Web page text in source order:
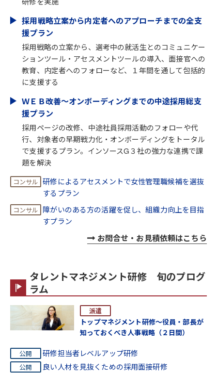
採用戦略立案から内定者へのアプローチまでの全支
援プラン
採用戦略の立案から、選考中の就活生とのコミュニケー
ションツール・アセスメントツールの導入、面接官への
教育、内定者へのフォローなど、１年間を通して包括的
に支援する
ＷＥＢ改善～オンボーディングまでの中途採用総支
援プラン
採用ページの改修、中途社員採用活動のフォローや代
行、対象者の早期戦力化・オンボーディングをトータル
で支援するプラン。インソースG３社の強力な連携で課
題を解決
研修によるアセスメントで女性管理職候補を選抜
するプラン
障がいのある方の活躍を促し、組織力向上を目指
すプラン
お問合せ・お見積依頼はこちら
タレントマネジメント研修 旬のプログ
ラム
トップマネジメント研修～役員・部長が
知っておくべき人事戦略（２日間）
研修担当者レベルアップ研修
良い人材を見抜くための採用面接研修